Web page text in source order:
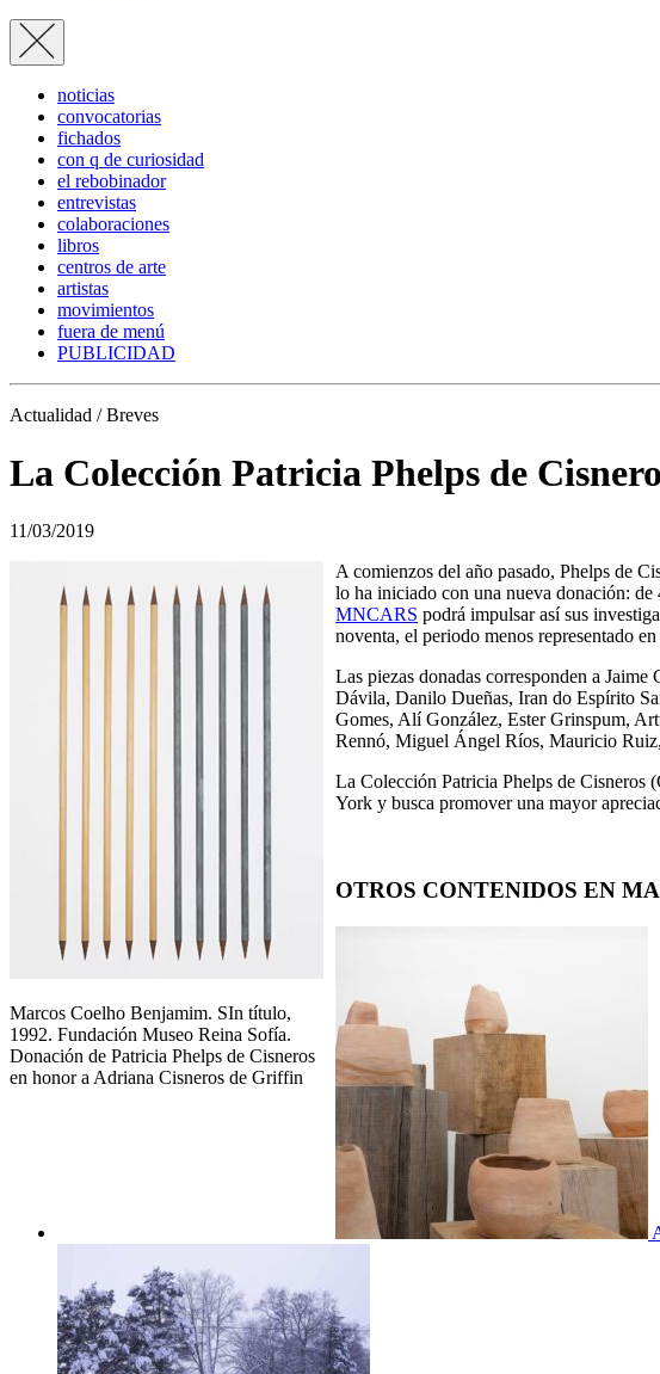
noticias
convocatorias
fichados
con q de curiosidad
el rebobinador
entrevistas
colaboraciones
libros
centros de arte
artistas
movimientos
fuera de menú
PUBLICIDAD
Actualidad / Breves
La Colección Patricia Phelps de
11/03/2019
Marcos Coelho Benjamim. SIn título,
1992. Fundación Museo Reina Sofía.
Donación de Patricia Phelps de Cisneros
en honor a Adriana Cisneros de Griffin
A comienzos del año pasado, Phelps de
lo ha iniciado con una nueva donación: de
MNCARS podrá impulsar así sus
noventa, el periodo menos representado
Las piezas donadas corresponden a
Dávila, Danilo Dueñas, Iran do Espírito
Gomes, Alí González, Ester Grinspum,
Rennó, Miguel Ángel Ríos, Mauricio
La Colección Patricia Phelps de Cisneros
York y busca promover una mayor
OTROS CONTENIDOS EN